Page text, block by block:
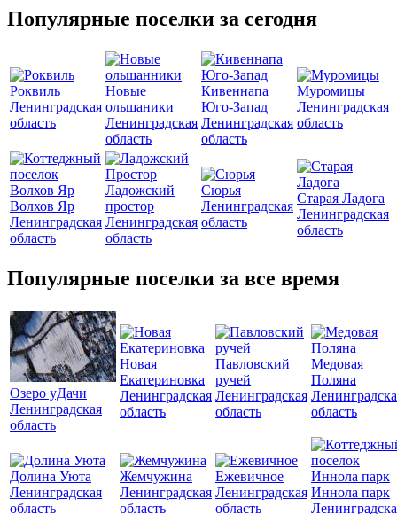
Популярные поселки за сегодня
Роквиль
Ленинградская
область
Новые
ольшаники
Ленинградская
область
Кивеннапа
Юго-Запад
Ленинградская
область
Муромицы
Ленинградская
область
Волхов Яр
Ленинградская
область
Ладожский
простор
Ленинградская
область
Сюрья
Ленинградская
область
Старая Ладога
Ленинградская
область
Популярные поселки за все время
Озеро уДачи
Ленинградская
область
Новая
Екатериновка
Ленинградская
область
Павловский
ручей
Ленинградская
область
Медовая
Поляна
область
Долина Уюта
Ленинградская
область
Жемчужина
Ленинградская
область
Ежевичное
Ленинградская
область
Иннола парк